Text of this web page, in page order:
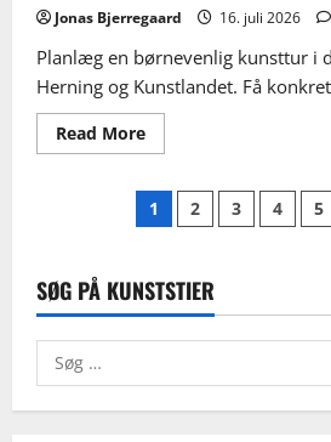
Jonas Bjerregaard 16. juli 2026
Planlæg en børnevenlig kunsttur i
Herning og Kunstlandet. Få
Read MoreRead
more
kunst
det
Herning:
ruter,
varighed
og
1 2 3 4 5
SØG PÅ KUNSTSTIER
Søg
efter: